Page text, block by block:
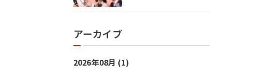
アーカイブ
2026年08月 (1)